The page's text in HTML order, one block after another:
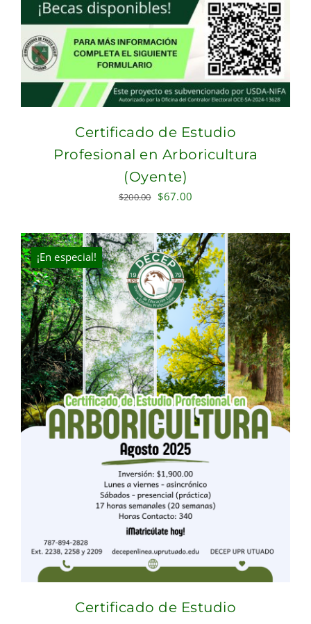
Certificado de Estudio
Profesional en Arboricultura
(Oyente)
$200.00 Original
was:
$200.00.
$67.00
is:
$67.00.
¡En especial!
Certificado de Estudio